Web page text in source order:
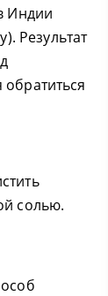
Индии
Результат
солью.